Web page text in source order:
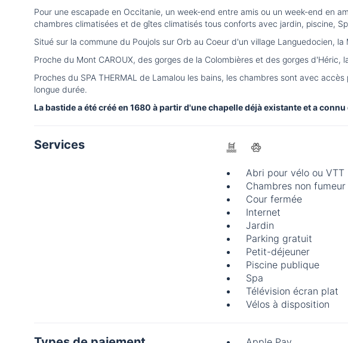
Pour une escapade en Occitanie, un week-end entre amis ou un week-end en
chambres climatisées et de gîtes climatisés tous conforts avec jardin, piscine,
Situé sur la commune du Poujols sur Orb au Coeur d'un village Languedocien,
Proche du Mont CAROUX, des gorges de la Colombières et des gorges
Proches du SPA THERMAL de Lamalou les bains, les chambres sont avec
longue durée.
La bastide a été créé en 1680 à partir d'une chapelle déjà existante et a
Services
Abri pour vélo ou VTT
Chambres non fumeur
Cour fermée
Internet
Jardin
Parking gratuit
Petit-déjeuner
Piscine publique
Spa
Télévision écran plat
Vélos à disposition